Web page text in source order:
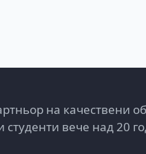
на качествени
студенти вече над 20